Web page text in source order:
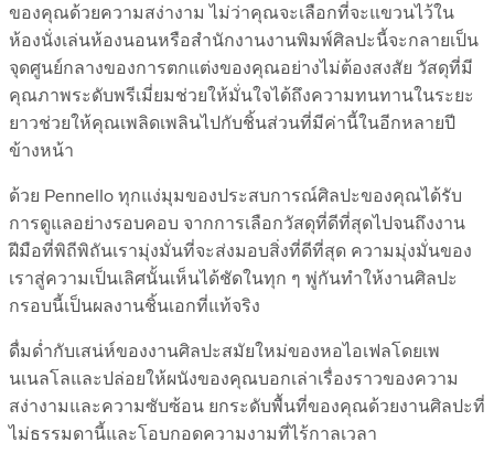
ของคุณด้วยความสง่างาม ไม่ว่าคุณจะเลือกที่จะแขวนไว้ใน
ห้องนั่งเล่นห้องนอนหรือสำนักงานงานพิมพ์ศิลปะนี้จะกลายเป็น
จุดศูนย์กลางของการตกแต่งของคุณอย่างไม่ต้องสงสัย วัสดุที่มี
คุณภาพระดับพรีเมี่ยมช่วยให้มั่นใจได้ถึงความทนทานในระยะ
ยาวช่วยให้คุณเพลิดเพลินไปกับชิ้นส่วนที่มีค่านี้ในอีกหลายปี
ข้างหน้า
ด้วย Pennello ทุกแง่มุมของประสบการณ์ศิลปะของคุณได้รับ
การดูแลอย่างรอบคอบ จากการเลือกวัสดุที่ดีที่สุดไปจนถึงงาน
ฝีมือที่พิถีพิถันเรามุ่งมั่นที่จะส่งมอบสิ่งที่ดีที่สุด ความมุ่งมั่นของ
เราสู่ความเป็นเลิศนั้นเห็นได้ชัดในทุก ๆ พู่กันทำให้งานศิลปะ
กรอบนี้เป็นผลงานชิ้นเอกที่แท้จริง
ดื่มด่ำกับเสน่ห์ของงานศิลปะสมัยใหม่ของหอไอเฟลโดยเพ
นเนลโลและปล่อยให้ผนังของคุณบอกเล่าเรื่องราวของความ
สง่างามและความซับซ้อน ยกระดับพื้นที่ของคุณด้วยงานศิลปะที่
ไม่ธรรมดานี้และโอบกอดความงามที่ไร้กาลเวลา